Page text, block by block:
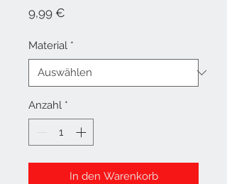
9,99 €
Material *
Anzahl *
In den Warenkorb